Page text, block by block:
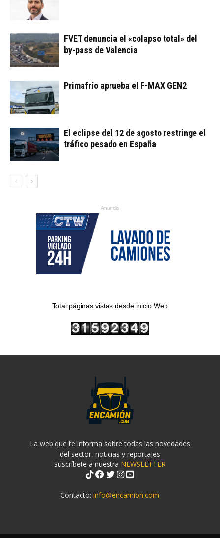
FVET denuncia el «colapso total» del
by-pass de Valencia
Primafrío aprueba el F-MAX GEN2
El eclipse del 12 de agosto restringe el
tráfico pesado en España
Anuncio
Total páginas vistas desde inicio Web
La web que te informa sobre todas las novedades
del sector, noticias y reportajes
Suscríbete a nuestra NEWSLETTER
Contacto:info@encamion.com